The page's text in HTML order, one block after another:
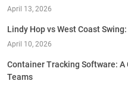
April 13, 2026
Lindy Hop vs West Coast
April 10, 2026
Container Tracking Software:
Teams